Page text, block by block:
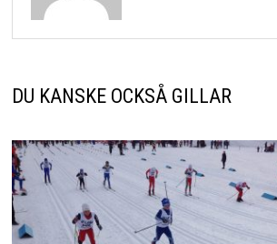
DU KANSKE OCKSÅ GILLAR